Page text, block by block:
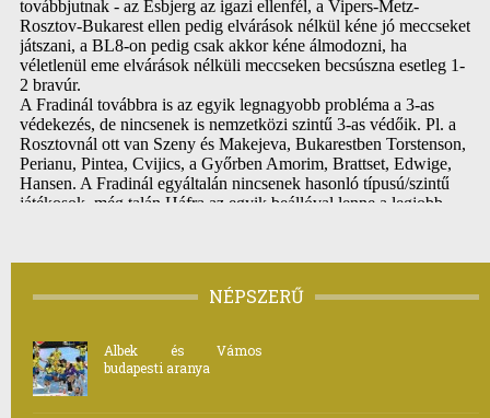
NÉPSZERŰ
Albek és Vámos
budapesti aranya